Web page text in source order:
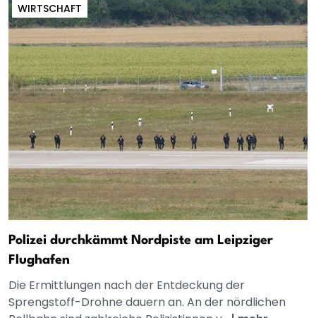
WIRTSCHAFT
Polizei durchkämmt Nordpiste am Leipziger
Flughafen
Die Ermittlungen nach der Entdeckung der
Sprengstoff-Drohne dauern an. An der nördlichen